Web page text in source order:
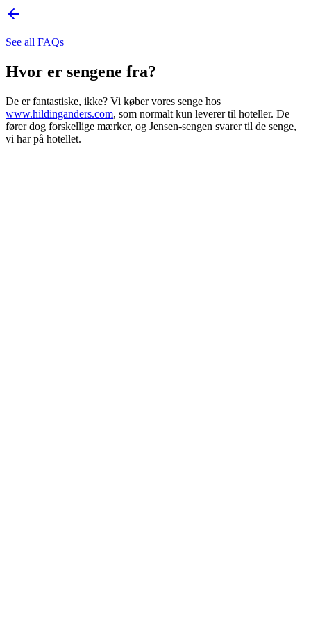
See all FAQs
Hvor er sengene fra?
De er fantastiske, ikke? Vi køber vores senge hos
www.hildinganders.com, som normalt kun leverer til hoteller. De
fører dog forskellige mærker, og Jensen-sengen svarer til de senge,
vi har på hotellet.